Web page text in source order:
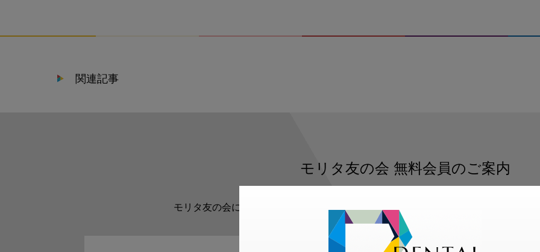
関連記事
モリタ友の会 無料会員のご案内
モリタ友の会に登録いただくと、デンタルライフデザインをもっと便利にご利用い